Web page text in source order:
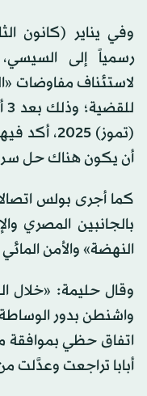
وفي يناير (كانون
رسمياً إلى
لاستئناف مفاوضات
(تموز)
أن يكون هناك حل
كما أجرى بولس
بالجانبين المصري
النهضة» والأمن
وقال حليمة: «خلال
واشنطن بدور
اتفاق حظي بموافقة
أبابا تراجعت وعدَّلت